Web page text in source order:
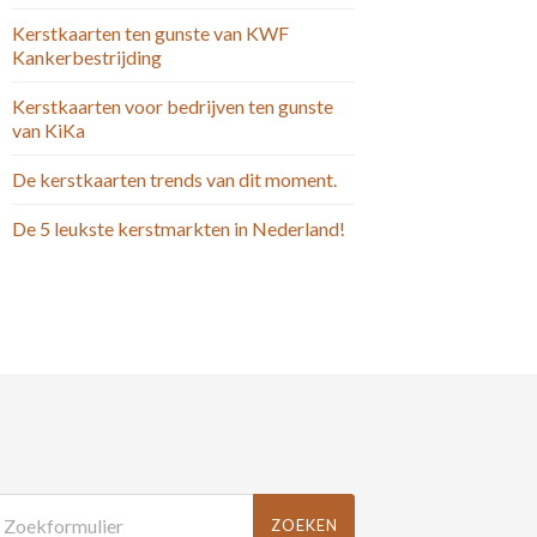
Kerstkaarten ten gunste van KWF
Kankerbestrijding
Kerstkaarten voor bedrijven ten gunste
van KiKa
De kerstkaarten trends van dit moment.
De 5 leukste kerstmarkten in Nederland!